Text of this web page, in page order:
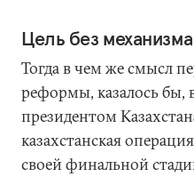
Цель без механизма
Тогда в чем же смысл
реформы, казалось бы,
президентом
казахстанская
своей финальной